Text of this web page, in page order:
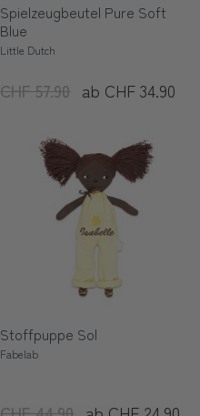
Spielzeugbeutel Pure Soft
Blue
Little Dutch
CHF 57.90 ab CHF 34.90
Stoffpuppe Sol
Fabelab